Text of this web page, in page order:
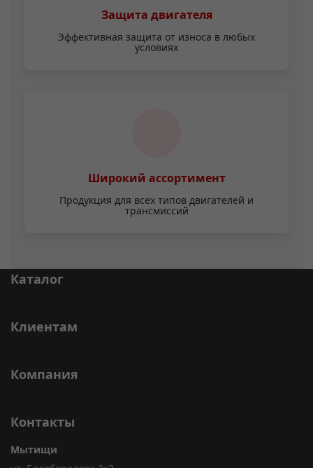
Защита двигателя
Эффективная защита от износа в любых
условиях
Широкий ассортимент
Продукция для всех типов двигателей и
трансмиссий
Каталог
Клиентам
Компания
Контакты
Мытищи